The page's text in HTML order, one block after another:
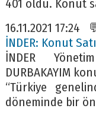
401 oldu. Konut
16.11.2021
İNDER: Konut
İNDER
DURBAKAYIM
“Türkiye
döneminde bir